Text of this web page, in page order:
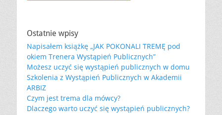
Ostatnie wpisy
Napisałem książkę „JAK POKONALI TREMĘ pod
okiem Trenera Wystąpień Publicznych”
Możesz uczyć się wystąpień publicznych w domu
Szkolenia z Wystąpień Publicznych w Akademii
ARBIZ
Czym jest trema dla mówcy?
Dlaczego warto uczyć się wystąpień publicznych?